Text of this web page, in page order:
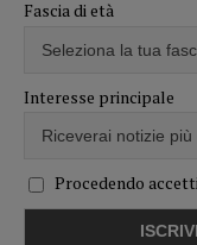
Fascia di età
Interesse principale
Procedendo